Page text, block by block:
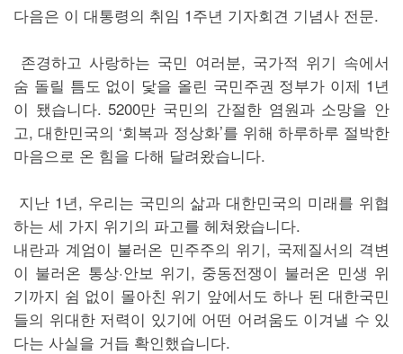
다음은 이 대통령의 취임 1주년 기자회견 기념사 전문.
존경하고 사랑하는 국민 여러분, 국가적 위기 속에서
숨 돌릴 틈도 없이 닻을 올린 국민주권 정부가 이제 1년
이 됐습니다. 5200만 국민의 간절한 염원과 소망을 안
고, 대한민국의 ‘회복과 정상화’를 위해 하루하루 절박한
마음으로 온 힘을 다해 달려왔습니다.
지난 1년, 우리는 국민의 삶과 대한민국의 미래를 위협
하는 세 가지 위기의 파고를 헤쳐왔습니다.
내란과 계엄이 불러온 민주주의 위기, 국제질서의 격변
이 불러온 통상·안보 위기, 중동전쟁이 불러온 민생 위
기까지 쉼 없이 몰아친 위기 앞에서도 하나 된 대한국민
들의 위대한 저력이 있기에 어떤 어려움도 이겨낼 수 있
다는 사실을 거듭 확인했습니다.